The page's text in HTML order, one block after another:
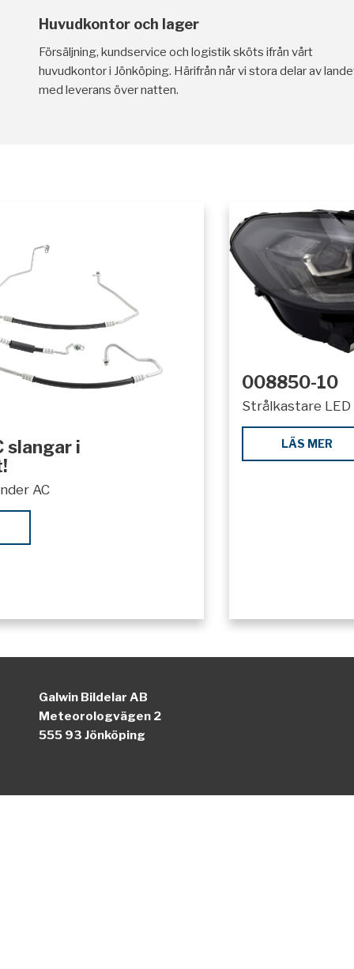
Huvudkontor och lager
Försäljning, kundservice och logistik sköts ifrån vårt
huvudkontor i Jönköping. Härifrån når vi stora delar av
med leverans över natten.
slangar i
AC
008850-10
Strålkastare LED
LÄS MER
Galwin Bildelar AB
Meteorologvägen 2
555 93 Jönköping